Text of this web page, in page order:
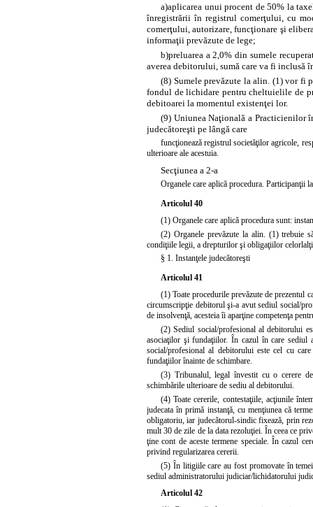
a)aplicarea unui procent de 50% la
înregistrării în registrul comerţului, cu
comerţului, autorizare, funcţionare şi
informaţii prevăzute de lege;
b)preluarea a 2,0% din sumele
averea debitorului, sumă care va fi inclusă
(8) Sumele prevăzute la alin. (1) vor
fondul de lichidare pentru cheltuielile de
debitoarei la momentul existenţei lor.
(9) Uniunea Naţională a
judecătoreşti pe lângă care
funcţionează registrul societăţilor agricole,
ulterioare ale acestuia.
Secţiunea a 2-a
Organele care aplică procedura. Participanţii
Articolul 40
(1) Organele care aplică procedura sunt:
(2) Organele prevăzute la alin. (1) trebuie
condiţiile legii, a drepturilor şi obligaţiilor
§ 1. Instanţele judecătoreşti
Articolul 41
(1) Toate procedurile prevăzute de prezentul
circumscripţie debitorul şi-a avut sediul social/
de insolvenţă, acesteia îi aparţine competenţa
(2) Sediul social/profesional al debitorului
asociaţilor şi fundaţiilor. În cazul în care sediul
social/profesional al debitorului este cel cu
fundaţiilor înainte de schimbare.
(3) Tribunalul, legal învestit cu o cerere
schimbările ulterioare de sediu al debitorului.
(4) Toate cererile, contestaţiile, acţiunile
judecata în primă instanţă, cu menţiunea că
obligatoriu, iar judecătorul-sindic fixează, prin
mult 30 de zile de la data rezoluţiei. În ceea ce
ţine cont de aceste termene speciale. În cazul
privind regularizarea cererii.
(5) În litigiile care au fost promovate în
sediul administratorului judiciar/lichidatorului
Articolul 42